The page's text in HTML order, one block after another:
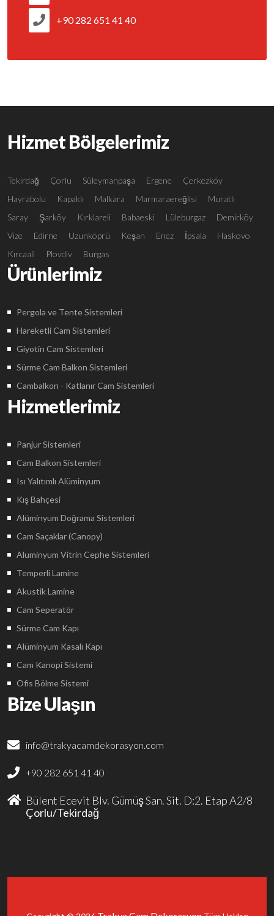
+90 282 651 41 40
Hizmet Bölgelerimiz
Tekirdağ Çorlu Süleymanpaşa Ergene
Çerkezköy
Hayrabolu
Kapaklı Malkara Marmaraereğlisi
Muratlı
Saray
Şarköy Kırklareli Babaeski Lüleburgaz
Demirköy
Vize
Edirne Uzunköprü Keşan Enez İpsala
Haskovo
Kırcaali
Plovdiv Burgas
Ürünlerimiz
Pergola ve Tente Sistemleri
Hareketli Cam Sistemleri
Giyotin Cam Sistemleri
Sürme Cam Balkon Sistemleri
Cambalkon - Katlanır Cam Sistemleri
Hizmetlerimiz
Panjur Sistemleri
Cam Balkon Sistemleri
Isı Yalıtımlı Alüminyum
Kış Bahçesi
Alüminyum Doğrama Sistemleri
Cam Saçaklar (Canopy)
Alüminyum Vitrin Cephe Sistemleri
Temperli Lamine
Akustik Lamine
Cam Seperatör
Sürme Cam Kapı
Alüminyum Kasalı Kapı
Cam Kanopi Sistemi
Ofis Bölme Sistemi
Bize Ulaşın
info@trakyacamdekorasyon.com
+90 282 651 41 40
Bülent Ecevit Blv. Gümüş San. Sit. D:2. Etap A2/8
Çorlu/Tekirdağ